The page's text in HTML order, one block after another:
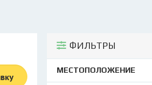
ФИЛЬТРЫ
МЕСТОПОЛОЖЕНИЕ